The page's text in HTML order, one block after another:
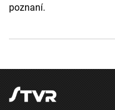
poznaní.